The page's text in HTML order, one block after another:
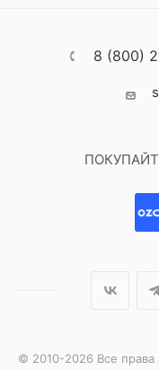
8 (800)
© 2010-2026 Все